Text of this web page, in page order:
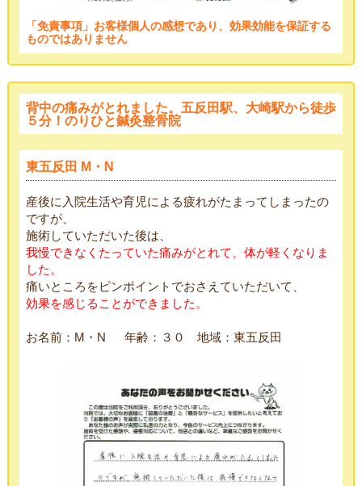
「免責事項」お客様個人の感想であり、効果効能を保証する
ものではありません
背中の痛みがとれました。五反田駅、大崎駅から徒歩
５分！のりひと鍼灸整骨院
東五反田 M・N
産後に入院生活や育児による疲れがたまってしまったの
ですが、
施術していただいた後は、
我慢できなくたっていた痛みがとれて、体が軽くなりま
した。
痛いところをピンポイントでおさえていただいて、
効果を感じることができました。
お名前：M・N 年齢：３０ 地域：東五反田